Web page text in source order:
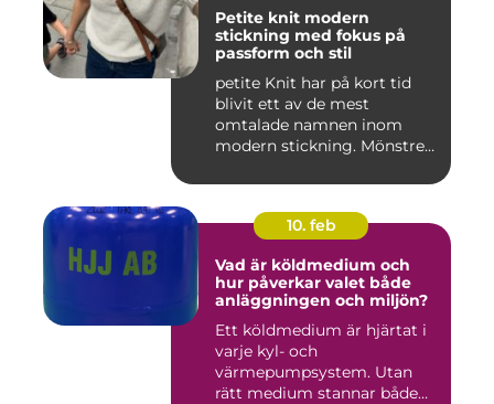
Petite knit modern
stickning med fokus på
passform och stil
petite Knit har på kort tid
blivit ett av de mest
omtalade namnen inom
modern stickning. Mönstren
10. feb
Vad är köldmedium och
hur påverkar valet både
anläggningen och miljön?
Ett köldmedium är hjärtat i
varje kyl- och
värmepumpsystem. Utan
rätt medium stannar både